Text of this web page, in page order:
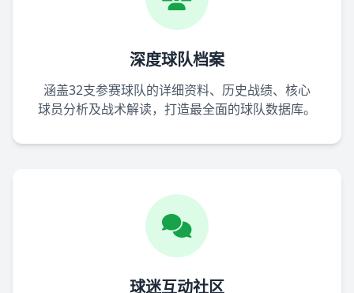
深度球队档案
涵盖32支参赛球队的详细资料、历史战绩、核心
球员分析及战术解读，打造最全面的球队数据库。
球迷互动社区